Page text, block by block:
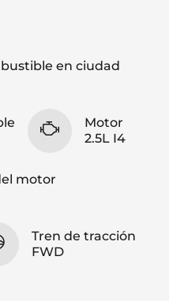
en ciudad
Motor
2.5L I4
motor
Tren de tracción
FWD